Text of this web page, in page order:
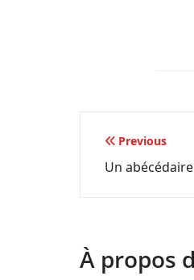
de
Previous
Un
À propos